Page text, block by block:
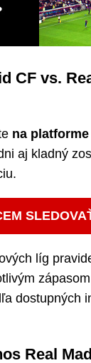
CF vs.
na platforme
aj kladný
líg
dostupných
Real